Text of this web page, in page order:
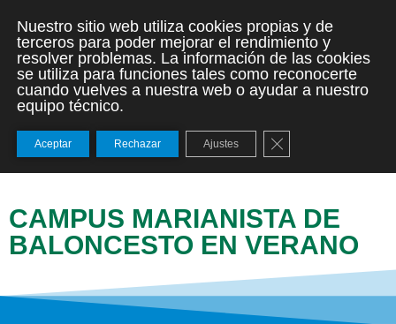
CAMPUS MARIANISTA DE
BALONCESTO EN VERANO
Nuestro sitio web utiliza cookies propias y de
terceros para poder mejorar el rendimiento y
resolver problemas. La información de las cookies
se utiliza para funciones tales como reconocerte
cuando vuelves a nuestra web o ayudar a nuestro
equipo técnico.
Aceptar Rechazar Ajustes Cerrar el banner de